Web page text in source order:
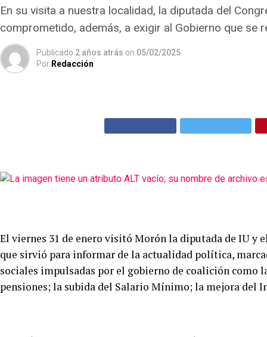
En su visita a nuestra localidad, la diputada del
comprometido, además, a exigir al Gobierno que se
Publicado 2 años atrás on 05/02/2025
Por Redacción
El viernes 31 de enero visitó Morón la diputada de IU y
que sirvió para informar de la actualidad política,
sociales impulsadas por el gobierno de coalición como
pensiones; la subida del Salario Mínimo; la mejora del